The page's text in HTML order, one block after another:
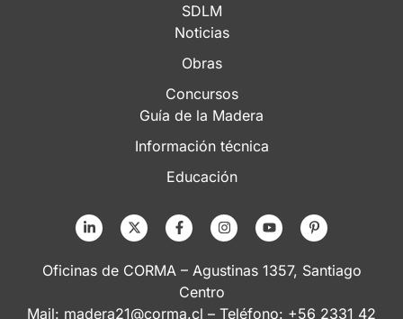
SDLM
Noticias
Obras
Concursos
Guía de la Madera
Información técnica
Educación
Oficinas de CORMA – Agustinas 1357, Santiago
Centro
Mail: madera21@corma.cl – Teléfono: +56 2331 42